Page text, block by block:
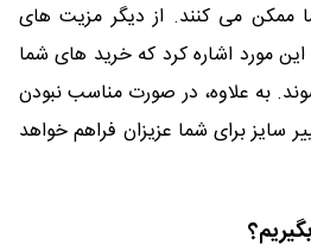
ممکن می کنند. از دیگر مزیت های
مورد اشاره کرد که خرید های شما
به علاوه، در صورت مناسب نبودن
سایز برای شما عزیزان فراهم خواهد